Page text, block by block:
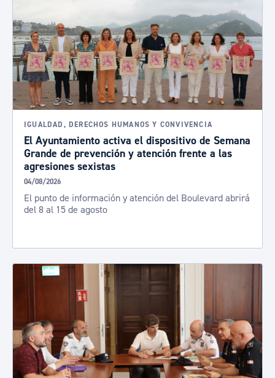
IGUALDAD, DERECHOS HUMANOS Y CONVIVENCIA
El Ayuntamiento activa el dispositivo de Semana
Grande de prevención y atención frente a las
agresiones sexistas
04/08/2026
El punto de información y atención del Boulevard abrirá
del 8 al 15 de agosto